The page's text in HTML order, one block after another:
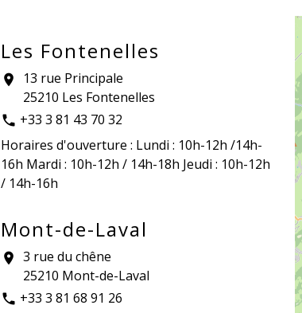
Les Fontenelles
location_on
13 rue Principale
25210 Les Fontenelles
phone +33 3 81 43 70 32
Horaires d'ouverture : Lundi : 10h-12h /14h-
16h Mardi : 10h-12h / 14h-18h Jeudi : 10h-12h
/ 14h-16h
Mont-de-Laval
location_on
3 rue du chêne
25210 Mont-de-Laval
phone +33 3 81 68 91 26